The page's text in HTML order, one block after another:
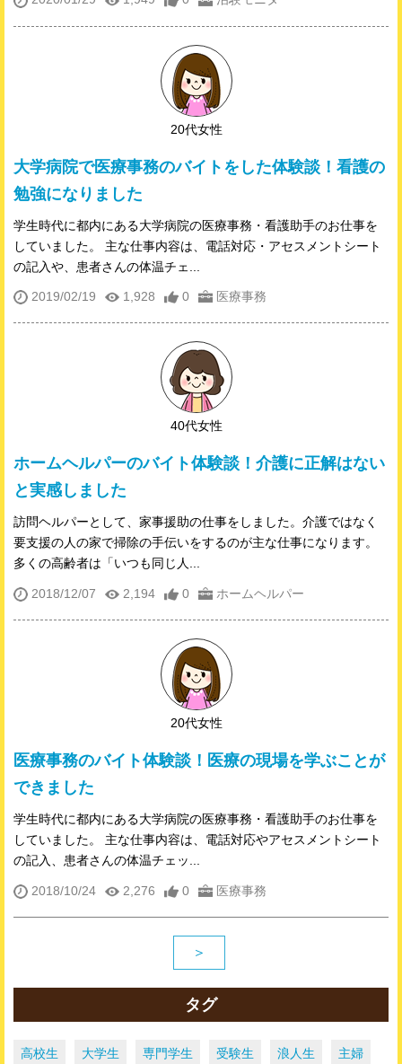
20代女性
大学病院で医療事務のバイトをした体験談！看護の
勉強になりました
学生時代に都内にある大学病院の医療事務・看護助手のお仕事を
していました。 主な仕事内容は、電話対応・アセスメントシート
の記入や、患者さんの体温チェ...
2019/02/19 1,928 0 医療事務
40代女性
ホームヘルパーのバイト体験談！介護に正解はない
と実感しました
訪問ヘルパーとして、家事援助の仕事をしました。介護ではなく
要支援の人の家で掃除の手伝いをするのが主な仕事になります。
多くの高齢者は「いつも同じ人...
2018/12/07 2,194 0 ホームヘルパー
20代女性
医療事務のバイト体験談！医療の現場を学ぶことが
できました
学生時代に都内にある大学病院の医療事務・看護助手のお仕事を
していました。 主な仕事内容は、電話対応やアセスメントシート
の記入、患者さんの体温チェッ...
2018/10/24 2,276 0 医療事務
＞
タグ
高校生 大学生 専門学生 受験生 浪人生 主婦